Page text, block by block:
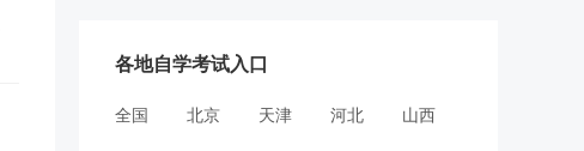
各地自学考试入口
全国 北京 天津 河北 山西